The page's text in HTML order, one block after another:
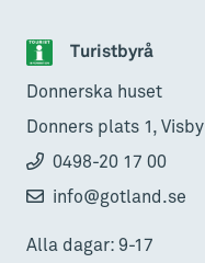
Turistbyrå
Donnerska huset
Donners plats 1, Visby
0498-20 17 00
info@gotland.se
Alla dagar: 9-17